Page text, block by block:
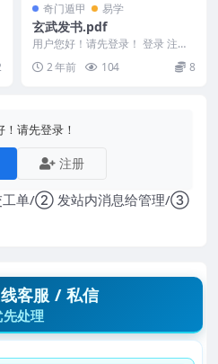
奇门遁甲 易学
玄武发书.pdf
用户您好！请先登录！ 登录 注册
玄武发书.pdf 2405044-19 ## ...
2 年前 104 8
！请先登录！
注册
工单/② 发站内消息给管理/③
客服 / 私信
处理